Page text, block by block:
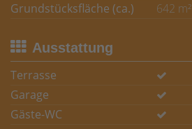
Grundstücksfläche (ca.)
642 m²
Ausstattung
Terrasse
Garage
Gäste-WC